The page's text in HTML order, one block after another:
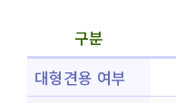
구분
대형견용 여부